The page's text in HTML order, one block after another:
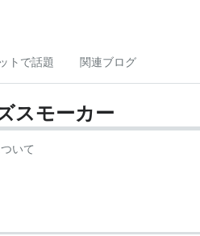
トで話題 関連ブログ
スモーカー
いて